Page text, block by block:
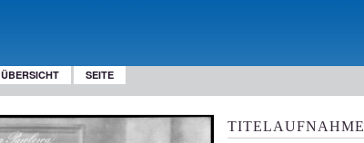
ÜBERSICHT SEITE
TITELAUFNAHME